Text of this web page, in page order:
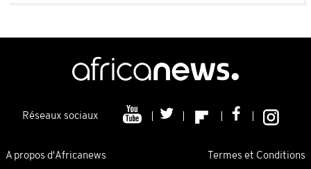
Réseaux sociaux
A propos d'Africanews Termes et Conditions